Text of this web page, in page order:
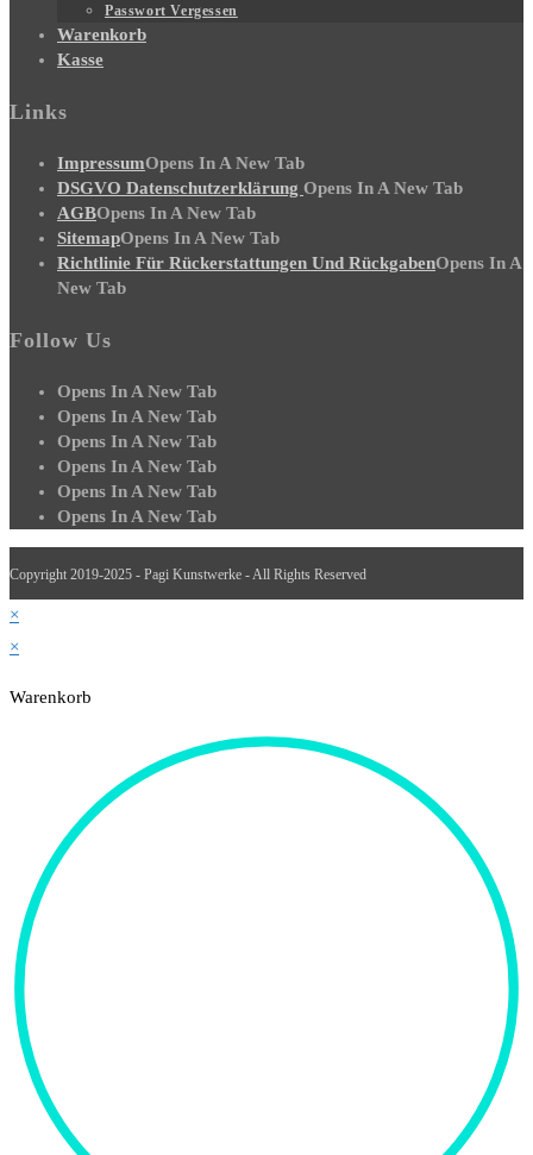
Passwort Vergessen
Warenkorb
Kasse
Links
ImpressumOpens In A New Tab
DSGVO Datenschutzerklärung Opens In A New Tab
AGBOpens In A New Tab
SitemapOpens In A New Tab
Richtlinie Für Rückerstattungen Und RückgabenOpens In A
New Tab
Follow Us
Opens In A New Tab
Opens In A New Tab
Opens In A New Tab
Opens In A New Tab
Opens In A New Tab
Opens In A New Tab
Copyright 2019-2025 - Pagi Kunstwerke - All Rights Reserved
×
×
Warenkorb